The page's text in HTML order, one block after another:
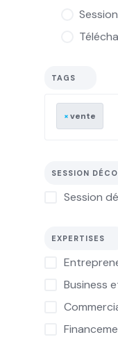
TAGS
×vente
SESSION
Session
EXPERTISES
Business